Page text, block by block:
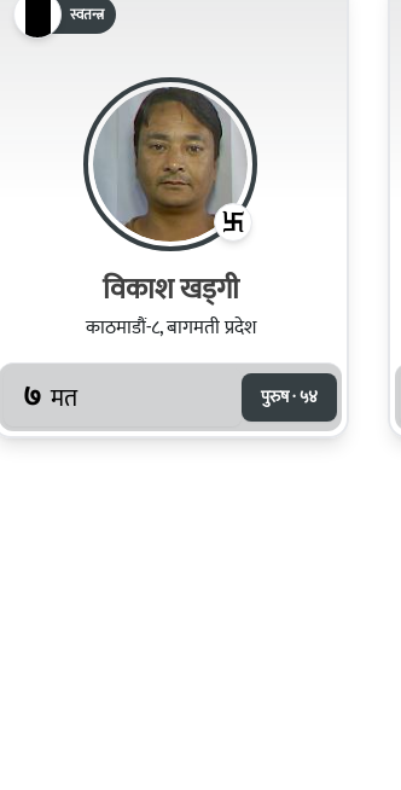
स्वतन्त्र
विकाश खड्गी
काठमाडौं-८, बागमती प्रदेश
७ मत पुरुष · ५४